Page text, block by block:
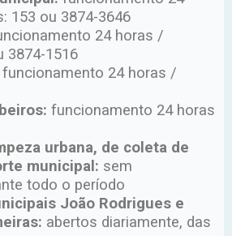
153 ou 3874-3646
24 horas /
3874-1516
funcionamento 24 horas /
funcionamento 24 horas
urbana, de coleta de
municipal: sem
todo o período
João Rodrigues e
abertos diariamente, das